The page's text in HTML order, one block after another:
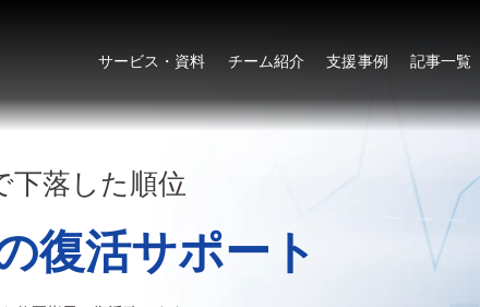
サービス・資料 チーム紹介 支援事例 記事一覧
下落した順位
復活サポート